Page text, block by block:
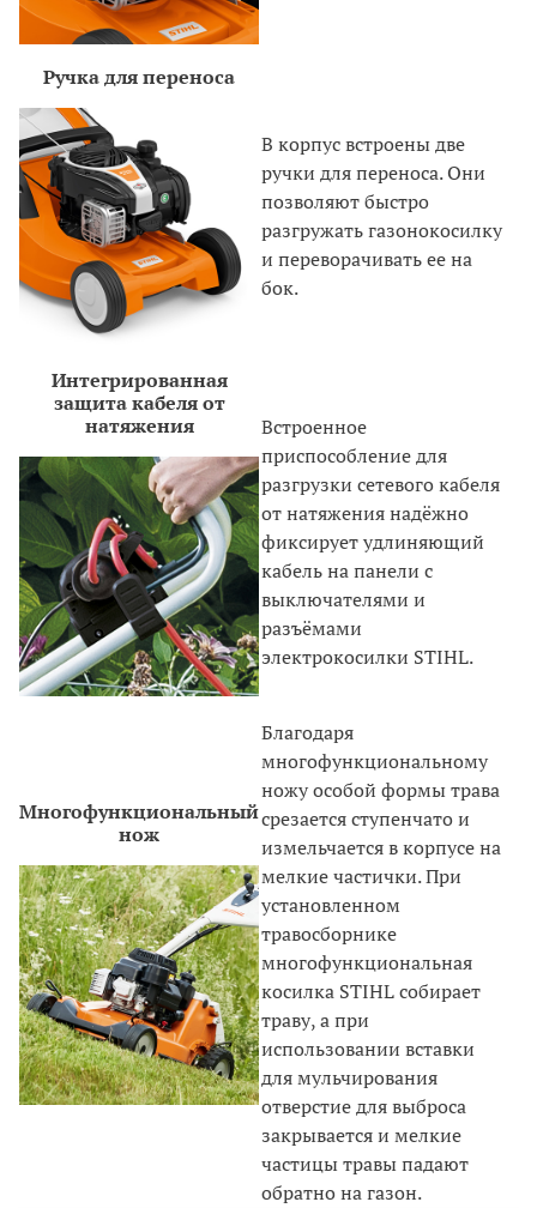
Ручка для переноса
В корпус встроены две
ручки для переноса. Они
позволяют быстро
разгружать газонокосилку
и переворачивать ее на
бок.
Интегрированная
защита кабеля от
натяжения
Встроенное
приспособление для
разгрузки сетевого кабеля
от натяжения надёжно
фиксирует удлиняющий
кабель на панели с
выключателями и
разъёмами
электрокосилки STIHL.
Многофункциональный
нож
Благодаря
многофункциональному
ножу особой формы трава
срезается ступенчато и
измельчается в корпусе на
мелкие частички. При
установленном
травосборнике
многофункциональная
косилка STIHL собирает
траву, а при
использовании вставки
для мульчирования
отверстие для выброса
закрывается и мелкие
частицы травы падают
обратно на газон.